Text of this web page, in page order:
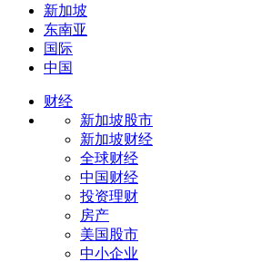
新加坡
东南亚
国际
中国
财经
新加坡股市
新加坡财经
全球财经
中国财经
投资理财
房产
美国股市
中小企业